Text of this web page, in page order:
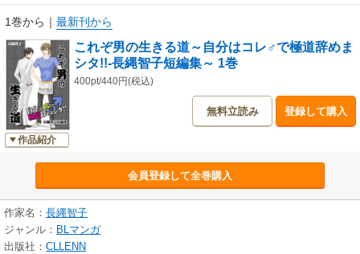
1巻から ｜ 最新刊から
作品紹介
これぞ男の生きる道～自分はコレ♂で極道辞めま
シタ!!-長縄智子短編集～ 1巻
400pt/440円(税込)
無料立読み 登録して購入
会員登録して全巻購入
作家名： 長縄智子
ジャンル： BLマンガ
出版社： CLLENN